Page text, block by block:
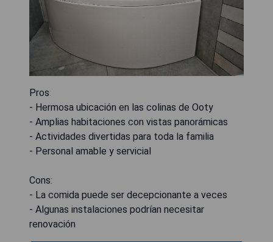
Pros:
- Hermosa ubicación en las colinas de Ooty
- Amplias habitaciones con vistas panorámicas
- Actividades divertidas para toda la familia
- Personal amable y servicial
Cons:
- La comida puede ser decepcionante a veces
- Algunas instalaciones podrían necesitar
renovación